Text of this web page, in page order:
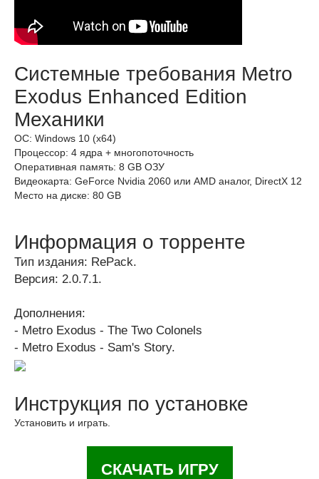
Системные требования Metro
Exodus Enhanced Edition
Механики
ОС: Windows 10 (x64)
Процессор: 4 ядра + многопоточность
Оперативная память: 8 GB ОЗУ
Видеокарта: GeForce Nvidia 2060 или AMD аналог, DirectX 12
Место на диске: 80 GB
Информация о торренте
Тип издания: RePack.
Версия: 2.0.7.1.
Дополнения:
- Metro Exodus - The Two Colonels
- Metro Exodus - Sam's Story.
Инструкция по установке
Установить и играть.
СКАЧАТЬ ИГРУ